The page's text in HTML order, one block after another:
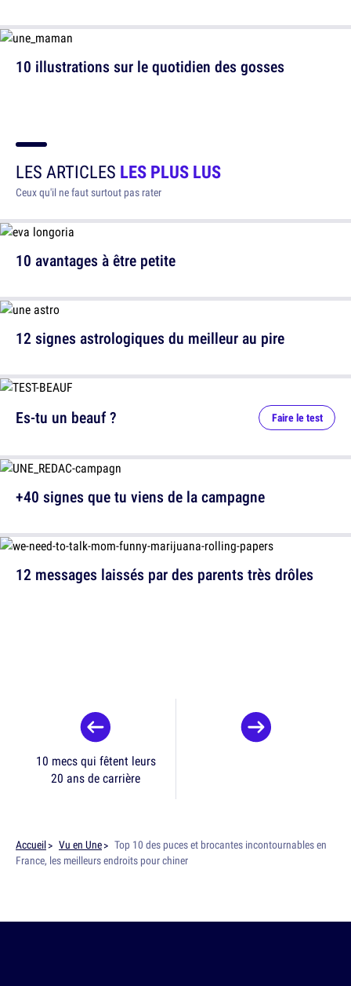
10 illustrations sur le quotidien des gosses
LES ARTICLES LES PLUS LUS
Ceux qu'il ne faut surtout pas rater
10 avantages à être petite
12 signes astrologiques du meilleur au pire
12 messages laissés par des parents très drôles
Es-tu un beauf ? Faire le test
+40 signes que tu viens de la campagne
10 mecs qui fêtent leurs
20 ans de carrière
Accueil Vu en Une
Top 10 des puces et brocantes incontournables en
France, les meilleurs endroits pour chiner